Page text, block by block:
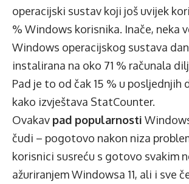
operacijski sustav koji još uvijek
% Windows korisnika. Inače, neka
Windows operacijskog sustava
instalirana na oko 71 % računala
Pad je to od čak 15 % u posljednjih
kako izvještava StatCounter.
Ovakav pad popularnosti
čudi – pogotovo nakon niza
korisnici susreću s gotovo svakim
ažuriranjem Windowsa 11, ali i sve